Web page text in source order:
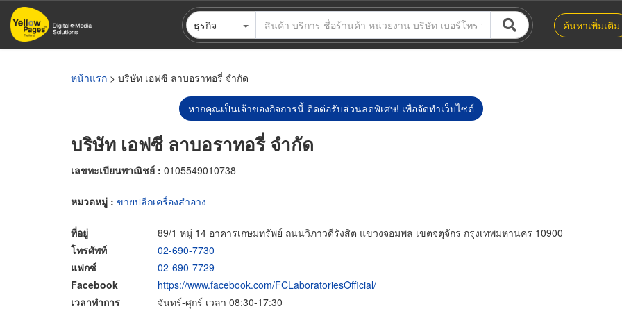
ข้าม
ไป
ธุรกิจ ค้นหาเพิ่มเติม
หน้าแรก > บริษัท เอฟซี ลาบอราทอรี่ จำกัด
หากคุณเป็นเจ้าของกิจการนี้ ติดต่อรับส่วนลดพิเศษ! เพื่อจัดทำเว็บไซต์
บริษัท เอฟซี ลาบอราทอรี่ จำกัด
เลขทะเบียนพาณิชย์ : 0105549010738
หมวดหมู่ : ขายปลีกเครื่องสำอาง
ที่อยู่
89/1 หมู่ 14 อาคารเกษมทรัพย์ ถนนวิภาวดีรังสิต แขวงจอมพล เขตจตุจักร กรุงเทพมหานคร 10900
โทรศัพท์
02-690-7730
แฟกซ์
02-690-7729
Facebook
https://www.facebook.com/FCLaboratoriesOfficial/
เวลาทำการ
จันทร์-ศุกร์ เวลา 08:30-17:30